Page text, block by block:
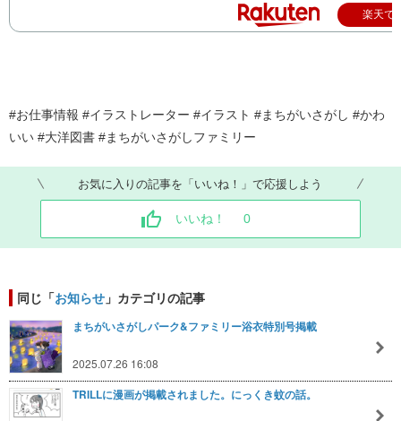
楽天で
#お仕事情報 #イラストレーター #イラスト #まちがいさがし #かわ
いい #大洋図書 #まちがいさがしファミリー
お気に入りの記事を「いいね！」で応援しよう
いいね！ 0
同じ「お知らせ 」カテゴリの記事
まちがいさがしパーク&ファミリー浴衣特別号掲載
2025.07.26 16:08
TRILLに漫画が掲載されました。にっくき蚊の話。